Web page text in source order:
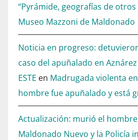
“Pyrámide, geografías de
Museo Mazzoni de Maldonado
Noticia en progreso:
caso del apuñalado en Aznárez
ESTE en Madrugada violenta
hombre fue apuñalado y está
Actualización: murió el
Maldonado Nuevo y la Policía